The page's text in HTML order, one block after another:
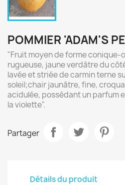
POMMIER 'ADAM'S
"Fruit moyen de forme
rugueuse, jaune verdâtre du
lavée et striée de carmin terne
soleil;chair jaunâtre, fine,
acidulée, possédant un parfum
la violette".
Partager
Détails du produit